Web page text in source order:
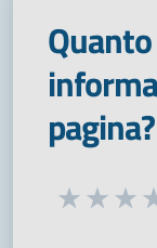
pagina?